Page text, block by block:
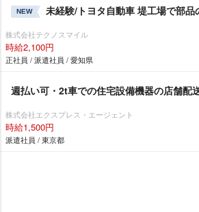
NEW 未経験/トヨタ自動車 堤工場で部
株式会社テクノスマイル
時給2,100円
正社員 / 派遣社員 / 愛知県
週払い可・2t車での住宅設備機器の店舗配
株式会社エクスプレス・エージェント
時給1,500円
派遣社員 / 東京都